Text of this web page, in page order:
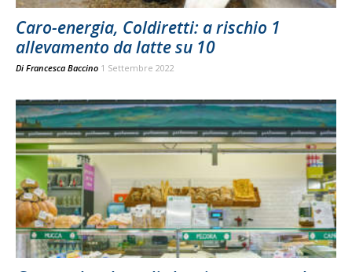
Caro-energia, Coldiretti: a rischio 1
allevamento da latte su 10
Di Francesca Baccino 1 Settembre 2022